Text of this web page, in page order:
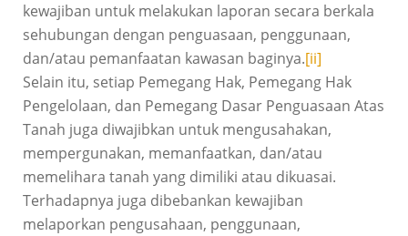
kewajiban untuk melakukan laporan secara berkala
sehubungan dengan penguasaan, penggunaan,
dan/atau pemanfaatan kawasan baginya.[ii]
Selain itu, setiap Pemegang Hak, Pemegang Hak
Pengelolaan, dan Pemegang Dasar Penguasaan Atas
Tanah juga diwajibkan untuk mengusahakan,
mempergunakan, memanfaatkan, dan/atau
memelihara tanah yang dimiliki atau dikuasai.
Terhadapnya juga dibebankan kewajiban
melaporkan pengusahaan, penggunaan,